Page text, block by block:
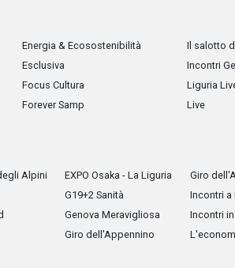
Energia & Ecosostenibilità
Esclusiva
Focus Cultura
Forever Samp
Il salotto
Incontri
Liguria
Live
Alpini
EXPO Osaka - La Liguria
G19+2 Sanità
Genova Meravigliosa
Giro dell'Appennino
Giro
Incontri a
Incontri in